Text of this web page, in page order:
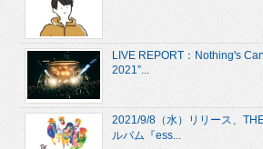
LIVE REPORT：Nothing's
2021”...
2021/9/8（水）リリース、
ルバム『ess...